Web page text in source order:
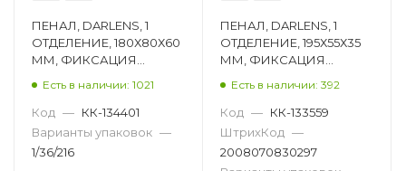
ПЕНАЛ, DARLENS, 1
ОТДЕЛЕНИЕ, 180Х80Х60
ММ, ФИКСАЦИЯ
АССОРТИ DL-DRL06428
Есть в наличии: 1021
Код — КК-134401
Варианты упаковок —
1/36/216
ПЕНАЛ, DARLENS, 1
ОТДЕЛЕНИЕ, 195Х55Х35
ММ, ФИКСАЦИЯ
АССОРТИ DL-DRL06648
Есть в наличии: 392
Код — КК-133559
ШтрихКод —
2008070830297